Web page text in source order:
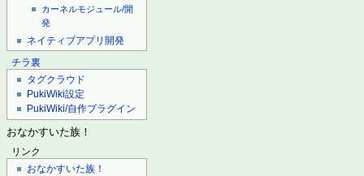
カーネルモジュール/開
発
ネイティブアプリ開発
チラ裏
タグクラウド
PukiWiki設定
PukiWiki/自作プラグイン
おなかすいた族！
リンク
おなかすいた族！